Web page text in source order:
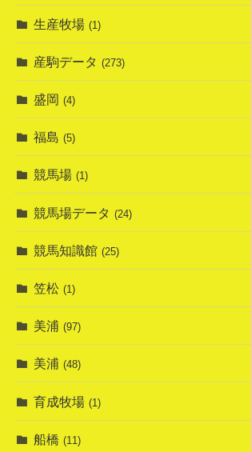
生産牧場 (1)
産駒データ (273)
盛岡 (4)
福島 (5)
競馬場 (1)
競馬場データ (24)
競馬知識館 (25)
笠松 (1)
美浦 (97)
美浦 (48)
育成牧場 (1)
船橋 (11)